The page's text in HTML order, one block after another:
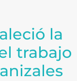
la
trabajo